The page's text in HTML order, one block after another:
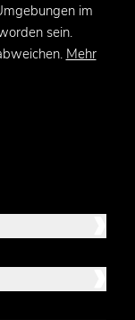
im
sein.
Mehr